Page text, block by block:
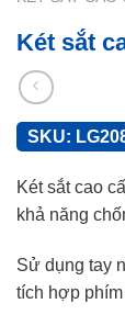
Két sắt
SKU:
Két sắt cao
khả năng
Sử dụng tay
tích hợp